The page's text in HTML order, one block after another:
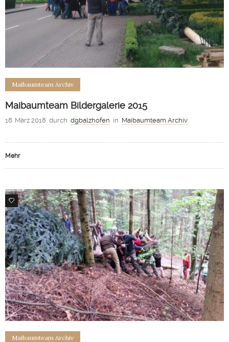
Maibaumteam Archiv
Maibaumteam Bildergalerie 2015
18. März 2018 durch dgbalzhofen in Maibaumteam Archiv
Mehr
0
Maibaumteam Archiv